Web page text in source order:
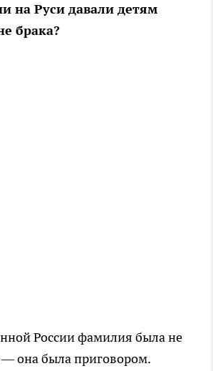
на Руси давали детям
брака?
России фамилия была не
она была приговором.